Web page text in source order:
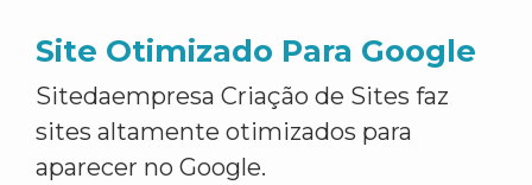
Site Otimizado Para Google
Sitedaempresa Criação de Sites faz
sites altamente otimizados para
aparecer no Google.